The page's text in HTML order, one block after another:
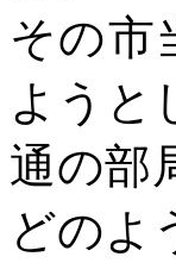
その市
ようと
通の部
どのよ